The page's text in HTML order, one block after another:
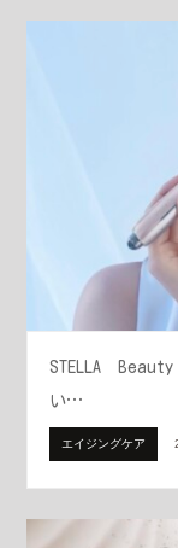
STELLA
い…
エイジングケア